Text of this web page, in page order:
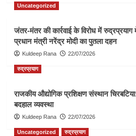
Uncategorized
जंतर-मंतर की कार्रवाई के विरोध में
प्रधान मंत्री नरेंद्र मोदी का पुतला दहन
Kuldeep Rana 22/07/2026
रुद्रप्रयाग
राजकीय औद्योगिक प्रशिक्षण संस्थान
बदहाल व्यवस्था
Kuldeep Rana 22/07/2026
Uncategorized रुद्रप्रयाग